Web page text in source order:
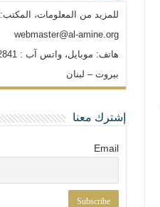
للمزيد من المعلومات، المكتب:
webmaster@al-amine.org
هاتف: موبايل، واتس آب : 0096170972841
بيروت – لبنان
إشترك معنا
Email